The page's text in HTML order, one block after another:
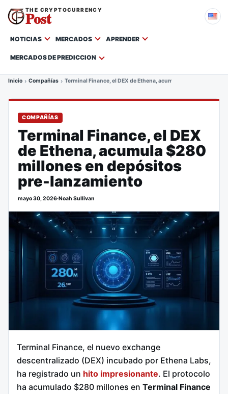
THE CRYPTOCURRENCY
Post
NOTICIAS MERCADOS APRENDER
MERCADOS DE PREDICCION
Inicio Compañías Terminal Finance, el DEX de Ethena, acumula $280 millones
COMPAÑÍAS
Terminal Finance, el DEX
de Ethena, acumula $280
millones en depósitos
pre-lanzamiento
mayo 30, 2026·Noah Sullivan
Terminal Finance, el nuevo exchange
descentralizado (DEX) incubado por Ethena Labs,
ha registrado un hito impresionante. El protocolo
ha acumulado $280 millones en Terminal Finance